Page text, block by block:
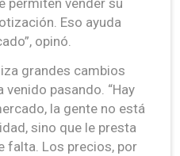
Eso ayuda
opinó.
grandes cambios
pasando. “Hay
la gente no está
sino que le presta
falta. Los precios, por